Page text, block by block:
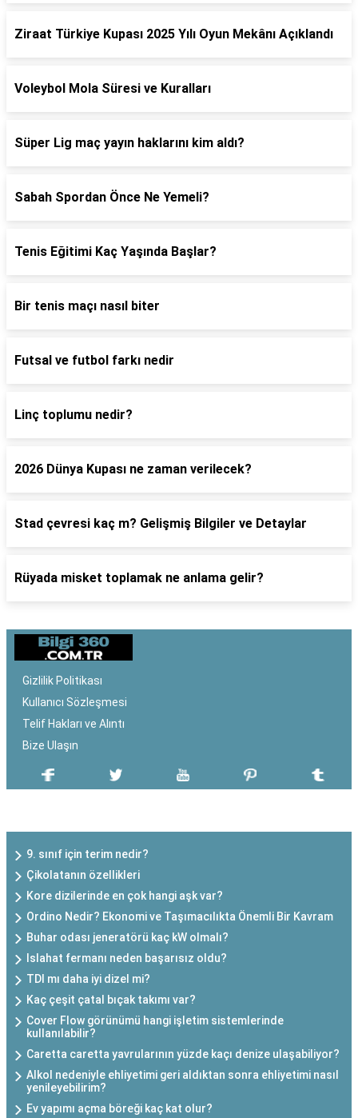
Ziraat Türkiye Kupası 2025 Yılı Oyun Mekânı Açıklandı
Voleybol Mola Süresi ve Kuralları
Süper Lig maç yayın haklarını kim aldı?
Sabah Spordan Önce Ne Yemeli?
Tenis Eğitimi Kaç Yaşında Başlar?
Bir tenis maçı nasıl biter
Futsal ve futbol farkı nedir
Linç toplumu nedir?
2026 Dünya Kupası ne zaman verilecek?
Stad çevresi kaç m? Gelişmiş Bilgiler ve Detaylar
Rüyada misket toplamak ne anlama gelir?
Gizlilik Politikası
Kullanıcı Sözleşmesi
Telif Hakları ve Alıntı
Bize Ulaşın
9. sınıf için terim nedir?
Çikolatanın özellikleri
Kore dizilerinde en çok hangi aşk var?
Ordino Nedir? Ekonomi ve Taşımacılıkta Önemli Bir Kavram
Buhar odası jeneratörü kaç kW olmalı?
Islahat fermanı neden başarısız oldu?
TDI mı daha iyi dizel mi?
Kaç çeşit çatal bıçak takımı var?
Cover Flow görünümü hangi işletim sistemlerinde
kullanılabilir?
Caretta caretta yavrularının yüzde kaçı denize ulaşabiliyor?
Alkol nedeniyle ehliyetimi geri aldıktan sonra ehliyetimi nasıl
yenileyebilirim?
Ev yapımı açma böreği kaç kat olur?